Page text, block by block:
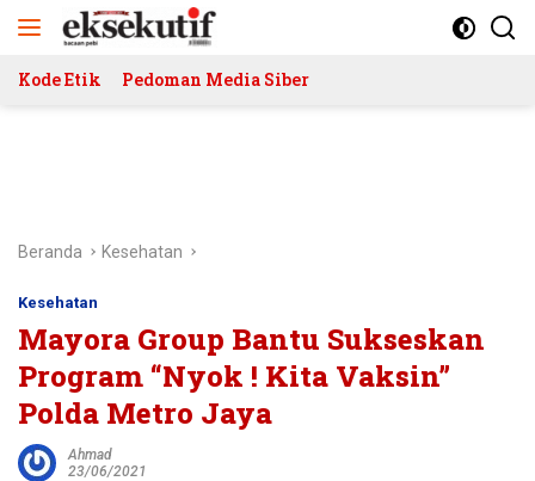
Kode Etik Pedoman Media Siber
Beranda Kesehatan
Kesehatan
Mayora Group Bantu Sukseskan
Program “Nyok ! Kita Vaksin”
Polda Metro Jaya
Ahmad
23/06/2021